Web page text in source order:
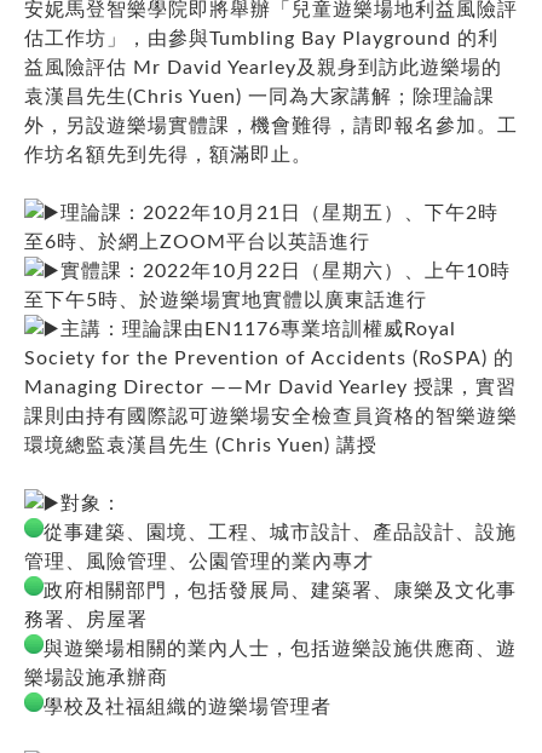
安妮馬登智樂學院即將舉辦「兒童遊樂場地利益風險評
估工作坊」，由參與Tumbling Bay Playground 的利
益風險評估 Mr David Yearley及親身到訪此遊樂場的
袁漢昌先生(Chris Yuen) 一同為大家講解；除理論課
外，另設遊樂場實體課，機會難得，請即報名參加。工
作坊名額先到先得，額滿即止。
理論課：2022年10月21日（星期五）、下午2時
至6時、於網上ZOOM平台以英語進行
實體課：2022年10月22日（星期六）、上午10時
至下午5時、於遊樂場實地實體以廣東話進行
主講：理論課由EN1176專業培訓權威Royal
Society for the Prevention of Accidents (RoSPA) 的
Managing Director ——Mr David Yearley 授課，實習
課則由持有國際認可遊樂場安全檢查員資格的智樂遊樂
環境總監袁漢昌先生 (Chris Yuen) 講授
對象：
從事建築、園境、工程、城市設計、產品設計、設施
管理、風險管理、公園管理的業內專才
政府相關部門，包括發展局、建築署、康樂及文化事
務署、房屋署
與遊樂場相關的業內人士，包括遊樂設施供應商、遊
樂場設施承辦商
學校及社福組織的遊樂場管理者